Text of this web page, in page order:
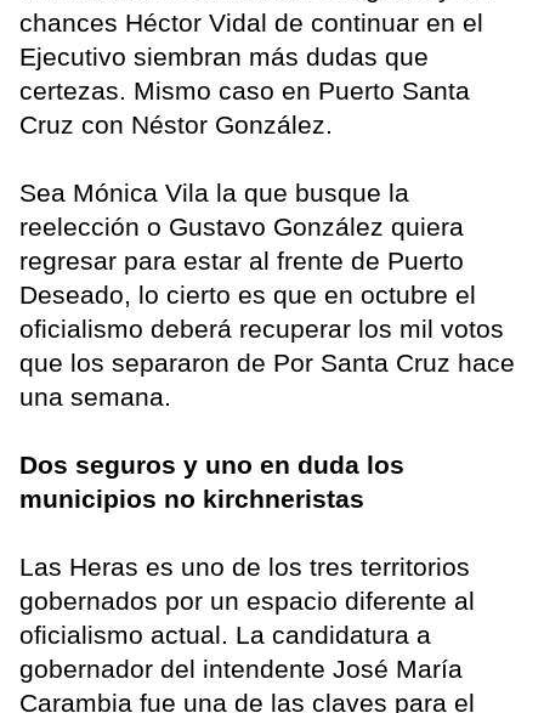
chances Héctor Vidal de continuar en el
Ejecutivo siembran más dudas que
certezas. Mismo caso en Puerto Santa
Cruz con Néstor González.
Sea Mónica Vila la que busque la
reelección o Gustavo González quiera
regresar para estar al frente de Puerto
Deseado, lo cierto es que en octubre el
oficialismo deberá recuperar los mil votos
que los separaron de Por Santa Cruz hace
una semana.
Dos seguros y uno en duda los
municipios no kirchneristas
Las Heras es uno de los tres territorios
gobernados por un espacio diferente al
oficialismo actual. La candidatura a
gobernador del intendente José María
Carambia fue una de las claves para el